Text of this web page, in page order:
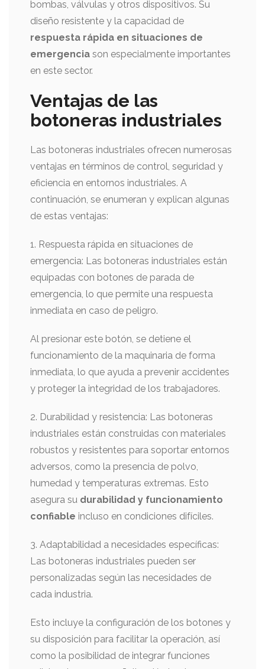
bombas, válvulas y otros dispositivos. Su
diseño resistente y la capacidad de
respuesta rápida en situaciones de
emergencia son especialmente importantes
en este sector.
Ventajas de las
botoneras industriales
Las botoneras industriales ofrecen numerosas
ventajas en términos de control, seguridad y
eficiencia en entornos industriales. A
continuación, se enumeran y explican algunas
de estas ventajas:
1. Respuesta rápida en situaciones de
emergencia: Las botoneras industriales están
equipadas con botones de parada de
emergencia, lo que permite una respuesta
inmediata en caso de peligro.
Al presionar este botón, se detiene el
funcionamiento de la maquinaria de forma
inmediata, lo que ayuda a prevenir accidentes
y proteger la integridad de los trabajadores.
2. Durabilidad y resistencia: Las botoneras
industriales están construidas con materiales
robustos y resistentes para soportar entornos
adversos, como la presencia de polvo,
humedad y temperaturas extremas. Esto
asegura su durabilidad y funcionamiento
confiable incluso en condiciones difíciles.
3. Adaptabilidad a necesidades específicas:
Las botoneras industriales pueden ser
personalizadas según las necesidades de
cada industria.
Esto incluye la configuración de los botones y
su disposición para facilitar la operación, así
como la posibilidad de integrar funciones